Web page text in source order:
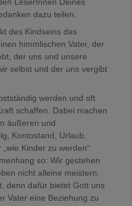
LeserInnen Deines
dazu teilen.
des Kindseins das
himmlischen Vater, der
der uns und unsere
selbst und der uns vergibt
werden und oft
schaffen. Dabei machen
äußeren und
Kontostand, Urlaub,
Kinder zu werden“
so: Wir gestehen
nicht alleine meistern.
denn dafür bietet Gott uns
Vater eine Beziehung zu